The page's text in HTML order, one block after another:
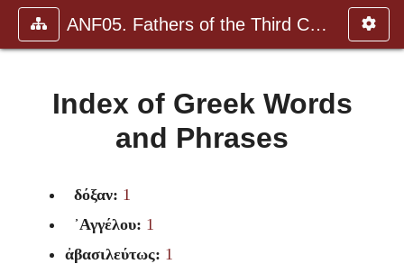
ANF05. Fathers of the Third Century: Hippolytus, Cyprian, Ca
Index of Greek Words
and Phrases
δόξαν: 1
᾽Αγγέλου: 1
ἀβασιλεύτως: 1